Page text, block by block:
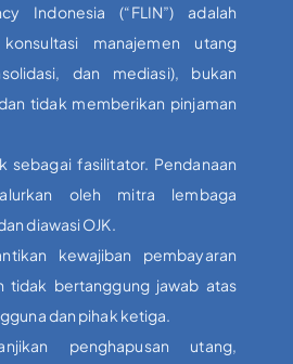
Indonesia (“FLIN”) adalah
manajemen utang
dan mediasi), bukan
tidak memberikan pinjaman
sebagai fasilitator. Pendanaan
oleh mitra lembaga
diawasi OJK.
kewajiban pembayaran
tidak bertanggung jawab atas
dan pihak ketiga.
penghapusan utang,